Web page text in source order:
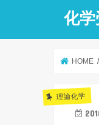
化
HOME
理論化学